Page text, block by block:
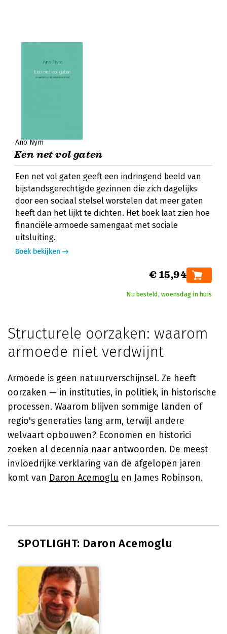
Ano Nym
Een net vol gaten
Een net vol gaten geeft een indringend beeld van
bijstandsgerechtigde gezinnen die zich dagelijks
door een sociaal stelsel worstelen dat meer gaten
heeft dan het lijkt te dichten. Het boek laat zien hoe
financiële armoede samengaat met sociale
uitsluiting.
Boek bekijken
€ 15,94
Nu besteld, woensdag in huis
Structurele oorzaken: waarom
armoede niet verdwijnt
Armoede is geen natuurverschijnsel. Ze heeft
oorzaken — in instituties, in politiek, in historische
processen. Waarom blijven sommige landen of
regio's generaties lang arm, terwijl andere
welvaart opbouwen? Economen en historici
zoeken al decennia naar antwoorden. De meest
invloedrijke verklaring van de afgelopen jaren
komt van Daron Acemoglu en James Robinson.
SPOTLIGHT: Daron Acemoglu